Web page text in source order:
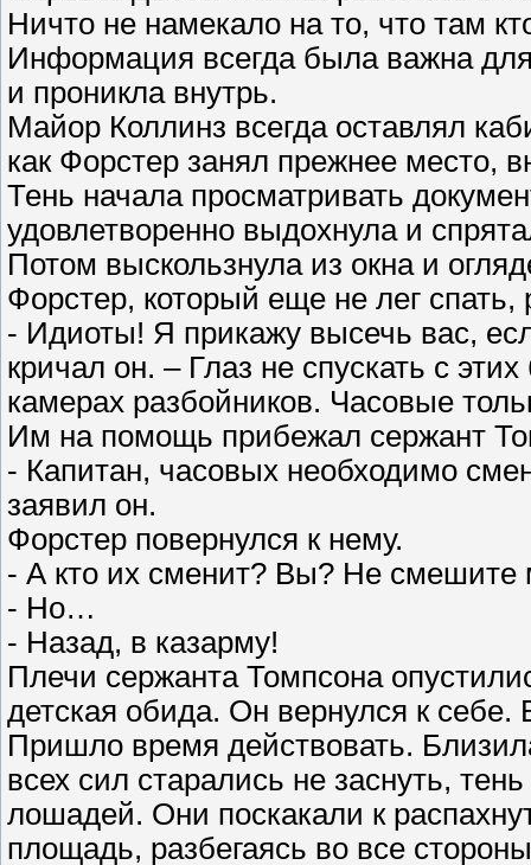
Ничто не намекало на то, что там
Информация всегда была важна
и проникла внутрь.
Майор Коллинз всегда оставлял
как Форстер занял прежнее место,
Тень начала просматривать
удовлетворенно выдохнула и
Потом выскользнула из окна и
Форстер, который еще не лег
- Идиоты! Я прикажу высечь вас,
кричал он. – Глаз не спускать с
камерах разбойников. Часовые
Им на помощь прибежал сержант
- Капитан, часовых необходимо
заявил он.
Форстер повернулся к нему.
- А кто их сменит? Вы? Не смешите
- Но…
- Назад, в казарму!
Плечи сержанта Томпсона
детская обида. Он вернулся к
Пришло время действовать.
всех сил старались не заснуть,
лошадей. Они поскакали к
площадь, разбегаясь во все